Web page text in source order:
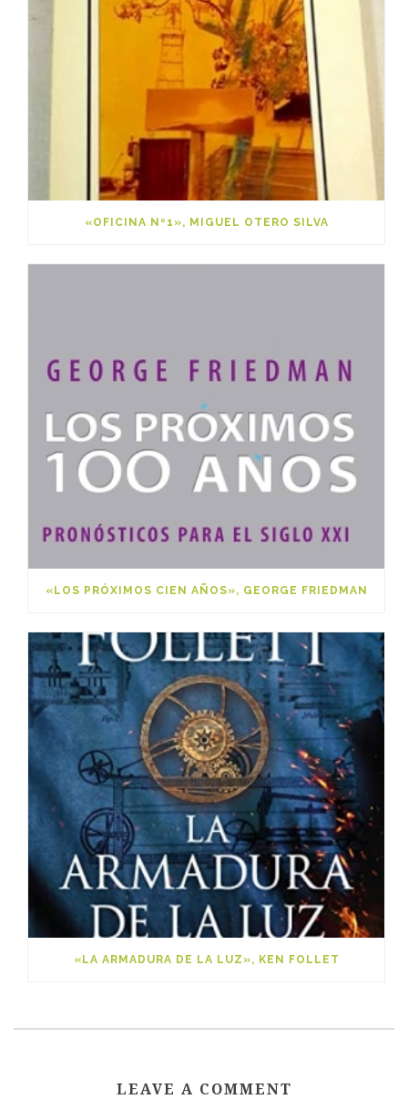
«OFICINA Nº1», MIGUEL OTERO SILVA
«LOS PRÓXIMOS CIEN AÑOS», GEORGE FRIEDMAN
«LA ARMADURA DE LA LUZ», KEN FOLLET
LEAVE A COMMENT